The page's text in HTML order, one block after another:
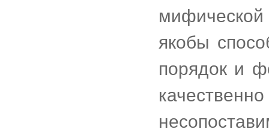
мифической
якобы
порядок и